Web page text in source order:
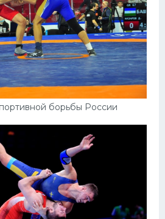
борьбы России